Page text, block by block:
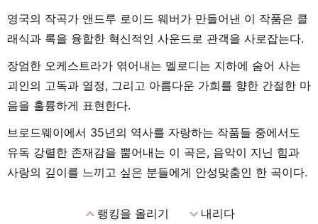
영국의 작곡가 앤드루 로이드 웨버가 만들어낸 이 작품은 클
래식과 록을 융합한 혁신적인 사운드로 관객을 사로잡는다.
장엄한 오케스트라가 엮어내는 멜로디는 지하에 숨어 사는
괴인의 고독과 열정, 그리고 아름다운 가희를 향한 간절한 마
음을 훌륭하게 표현한다.
브로드웨이에서 35년의 역사를 자랑하는 작품들 중에서도
유독 강렬한 존재감을 뿜어내는 이 곡은, 음악이 지닌 힘과
사랑의 깊이를 느끼고 싶은 분들에게 안성맞춤인 한 곡이다.
expand_less랭킹을 올리기 expand_more내리다